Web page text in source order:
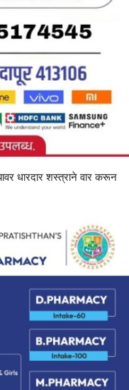
धारदार शस्त्राने वार करून